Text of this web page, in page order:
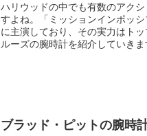
ハリウッドの中でも有数のアク
すよね。「ミッションインポッ
に主演しており、その実力はト
ルーズの腕時計を紹介していきま
ブラッド・ピットの腕時